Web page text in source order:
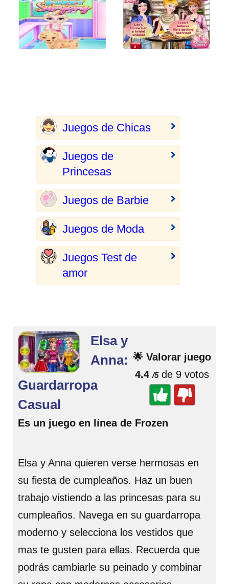
Juegos de Chicas
Juegos de
Princesas
Juegos de Barbie
Juegos de Moda
Juegos Test de
amor
🌟 Valorar juego
4.4 /5de 9 votos
Elsa y
Anna:
Guardarropa
Casual
Es un juego en línea de Frozen
Elsa y Anna quieren verse hermosas en
su fiesta de cumpleaños. Haz un buen
trabajo vistiendo a las princesas para su
cumpleaños. Navega en su guardarropa
moderno y selecciona los vestidos que
mas te gusten para ellas. Recuerda que
podrás cambiarle su peinado y combinar